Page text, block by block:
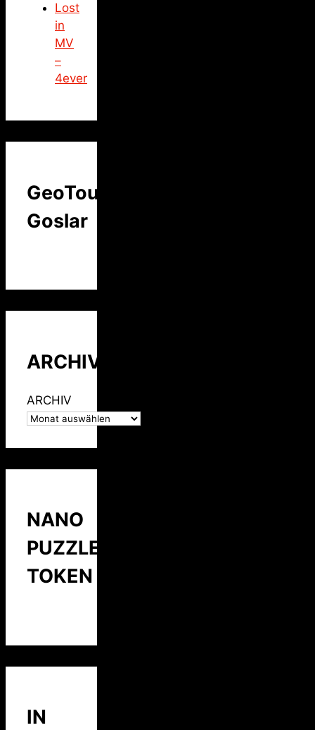
Lost
in
MV
–
4ever
GeoTour
Goslar
ARCHIV
ARCHIV
NANO
PUZZLE
TOKEN
IN